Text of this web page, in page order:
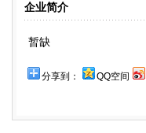
企业简介
暂缺
分享到： QQ空间